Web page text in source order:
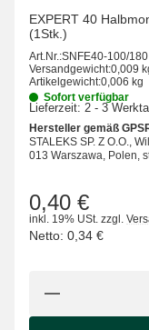
EXPERT 40
(1Stk.)
Art.Nr.:SNFE40-100/180
Versandgewicht:0,009
Artikelgewicht:0,006 kg
Sofort verfügbar
Lieferzeit: 2 - 3
Hersteller gemäß
STALEKS SP. Z O.O.,
013 Warszawa, Polen,
0,40 €
inkl. 19% USt. zzgl.
Netto: 0,34 €